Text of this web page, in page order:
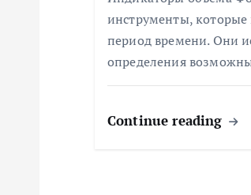
инструменты,
период времени. Они
определения
Continue reading